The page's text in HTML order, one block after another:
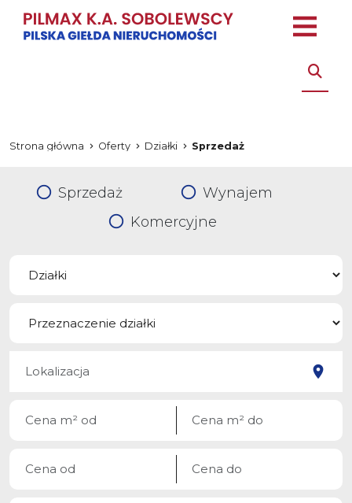
Strona główna Oferty Działki Sprzedaż
Sprzedaż
Wynajem
Komercyjne